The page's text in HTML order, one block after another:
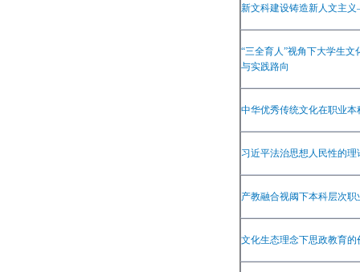
新文科建设铸造新人文主义
“三全育人”视角下大学生文
与实践路向
中华优秀传统文化在职业
习近平法治思想人民性的
产教融合视阈下本科层次
文化生态理念下思政教育